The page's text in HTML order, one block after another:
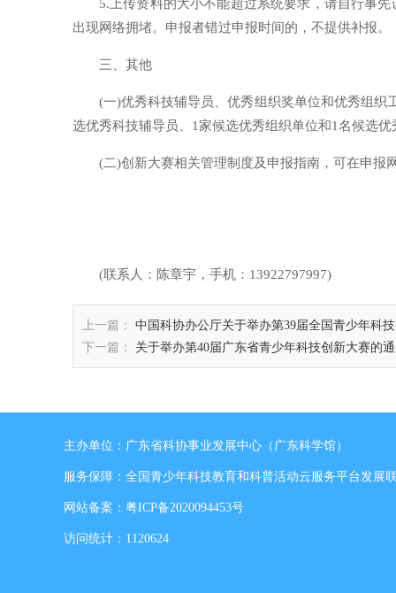
5.上传资料的大小不能超过系统要求，请自行事
出现网络拥堵。申报者错过申报时间的，不提供补报。
三、其他
(一)优秀科技辅导员、优秀组织奖单位和优秀组
选优秀科技辅导员、1家候选优秀组织单位和1名候选优
(二)创新大赛相关管理制度及申报指南，可在申报
(联系人：陈章宇，手机：13922797997)
上一篇：
中国科协办公厅关于举办第39届全国青少年科
下一篇：
关于举办第40届广东省青少年科技创新大赛的
主办单位：广东省科协事业发展中心（广东科学馆）
服务保障：全国青少年科技教育和科普活动云服务平台发展
网站备案： 粤ICP备2020094453号
访问统计：1120624